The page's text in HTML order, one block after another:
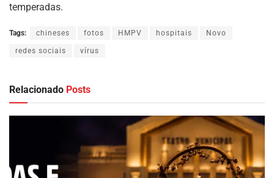
temperadas.
Tags: chineses fotos HMPV hospitais Novo
redes sociais vírus
Relacionado Posts